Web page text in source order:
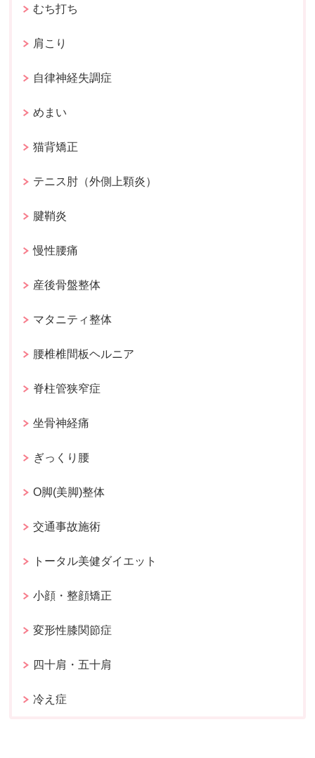
むち打ち
肩こり
自律神経失調症
めまい
猫背矯正
テニス肘（外側上顆炎）
腱鞘炎
慢性腰痛
産後骨盤整体
マタニティ整体
腰椎椎間板ヘルニア
脊柱管狭窄症
坐骨神経痛
ぎっくり腰
O脚(美脚)整体
交通事故施術
トータル美健ダイエット
小顔・整顔矯正
変形性膝関節症
四十肩・五十肩
冷え症